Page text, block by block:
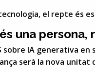
el repte és
una
sobre IA generativa
serà la nova unitat